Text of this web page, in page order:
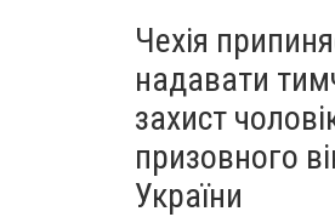
Чехія
надавати
захист
призовного
України